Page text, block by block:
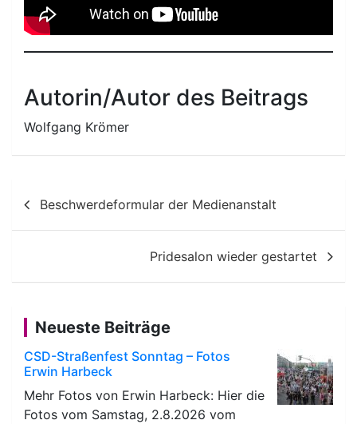
Autorin/Autor des Beitrags
Wolfgang Krömer
Beitragsnavigation
Beschwerdeformular der Medienanstalt
Pridesalon wieder gestartet
Neueste Beiträge
CSD-Straßenfest Sonntag – Fotos
Erwin Harbeck
Mehr Fotos von Erwin Harbeck: Hier die
Fotos vom Samstag, 2.8.2026 vom